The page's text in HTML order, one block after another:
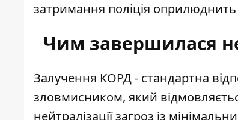
затримання поліція оприлюднить
Чим завершилася
Залучення КОРД - стандартна
зловмисником, який
нейтралізації загроз із